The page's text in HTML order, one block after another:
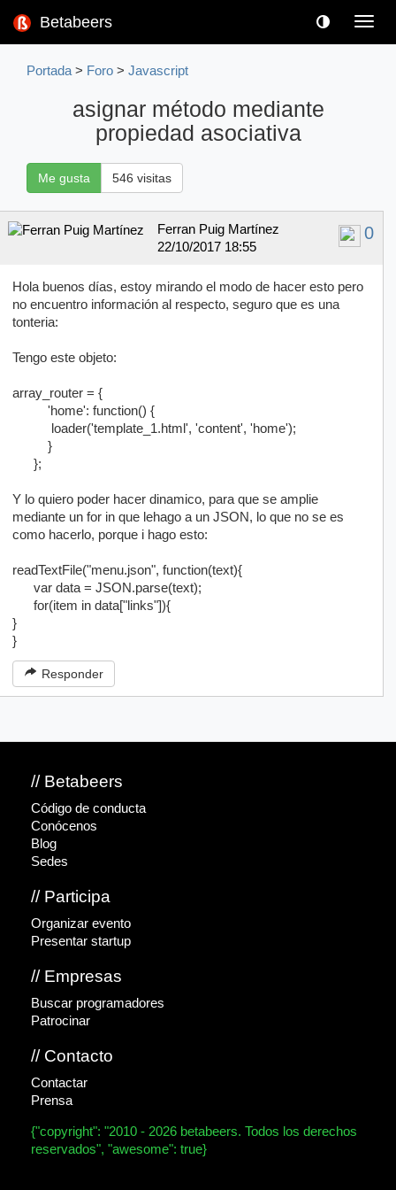
Betabeers
Portada > Foro > Javascript
asignar método mediante
propiedad asociativa
Me gusta 546 visitas
0
Ferran Puig Martínez
22/10/2017 18:55
Hola buenos días, estoy mirando el modo de hacer esto pero
no encuentro información al respecto, seguro que es una
tonteria:
Tengo este objeto:
array_router = {
'home': function() {
loader('template_1.html', 'content', 'home');
}
};
Y lo quiero poder hacer dinamico, para que se amplie
mediante un for in que lehago a un JSON, lo que no se es
como hacerlo, porque i hago esto:
readTextFile("menu.json", function(text){
var data = JSON.parse(text);
for(item in data["links"]){
}
}
Responder
// Betabeers
Código de conducta
Conócenos
Blog
Sedes
// Participa
Organizar evento
Presentar startup
// Empresas
Buscar programadores
Patrocinar
// Contacto
Contactar
Prensa
{"copyright": "2010 - 2026 betabeers. Todos los derechos
reservados", "awesome": true}